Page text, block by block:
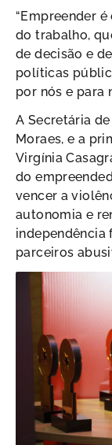
“Empreender
do trabalho,
de decisão e
políticas
por nós e para
A Secretária
Moraes, e a
Virgínia
do
vencer a
autonomia e
independência
parceiros